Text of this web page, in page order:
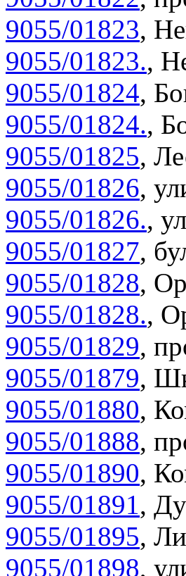
9055/01823,
9055/01823.,
9055/01824,
9055/01824.,
9055/01825,
9055/01826,
9055/01826.,
9055/01827,
9055/01828,
9055/01828.,
9055/01829,
9055/01879,
9055/01880,
9055/01888,
9055/01890,
9055/01891,
9055/01895,
9055/01898,